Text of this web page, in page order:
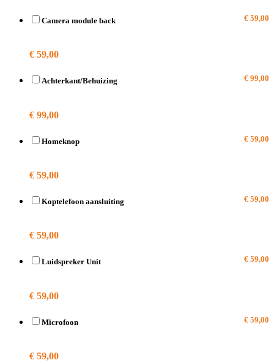
Camera module back € 59,00
€ 59,00
Achterkant/Behuizing € 99,00
€ 99,00
Homeknop € 59,00
€ 59,00
Koptelefoon aansluiting € 59,00
€ 59,00
Luidspreker Unit € 59,00
€ 59,00
Microfoon € 59,00
€ 59,00